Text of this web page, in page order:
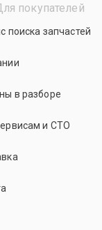
покупателей
поиска запчастей
в разборе
и СТО